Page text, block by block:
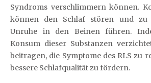
Syndroms verschlimmern können.
können den Schlaf stören und zu
Unruhe in den Beinen führen.
Konsum dieser Substanzen
beitragen, die Symptome des RLS zu
bessere Schlafqualität zu fördern.